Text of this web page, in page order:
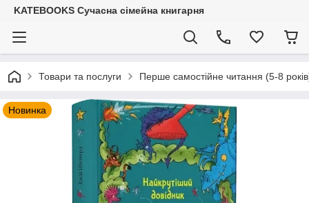
KATEBOOKS Сучасна сімейна книгарня
Товари та послуги Перше самостійне читання (5-8
Новинка